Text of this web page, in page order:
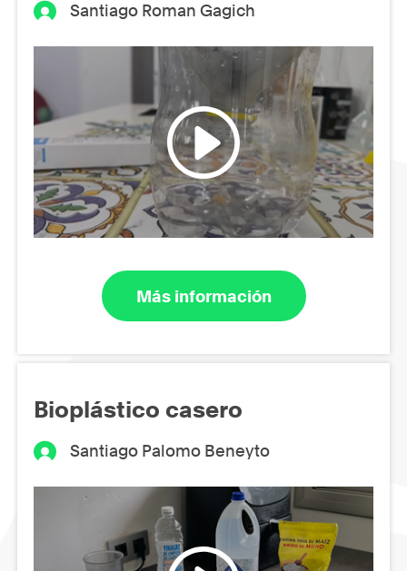
Santiago Roman Gagich
Más información
Bioplástico casero
Santiago Palomo Beneyto